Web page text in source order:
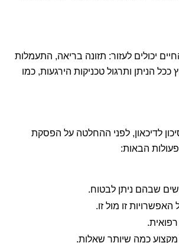
יכולים לעזור: תזונה בריאה, התעמלות
הניתן ותרגול טכניקות הירגעות, כמו
לדיכאון, לפני ההחלטה על הפסקת
הבאות:
שבהם ניתן לבטוח.
זו מול זו.
כמה שיותר שאלות.